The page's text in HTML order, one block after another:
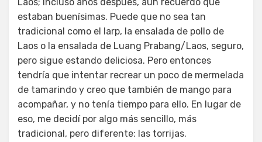
estaban buenísimas. Puede que no sea tan
tradicional como el larp, la ensalada de pollo de
Laos o la ensalada de Luang Prabang/Laos, seguro,
pero sigue estando deliciosa. Pero entonces
tendría que intentar recrear un poco de mermelada
de tamarindo y creo que también de mango para
acompañar, y no tenía tiempo para ello. En lugar de
eso, me decidí por algo más sencillo, más
tradicional, pero diferente: las torrijas.